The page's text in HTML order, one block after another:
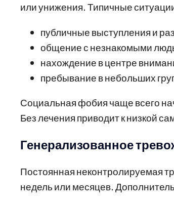
или унижения. Типичные
публичные выступления и
общение с незнакомыми
нахождение в центре
пребывание в небольших
Социальная фобия чаще всего
Без лечения приводит к низкой
Генерализованное
Постоянная неконтролируемая
недель или месяцев.